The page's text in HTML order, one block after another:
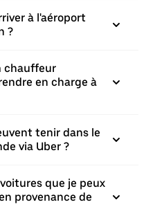
à l'aéroport
?
chauffeur
en charge à
tenir dans le
via Uber ?
que je peux
provenance de